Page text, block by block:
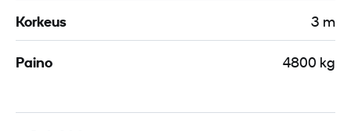
Korkeus 3 m
Paino 4800 kg